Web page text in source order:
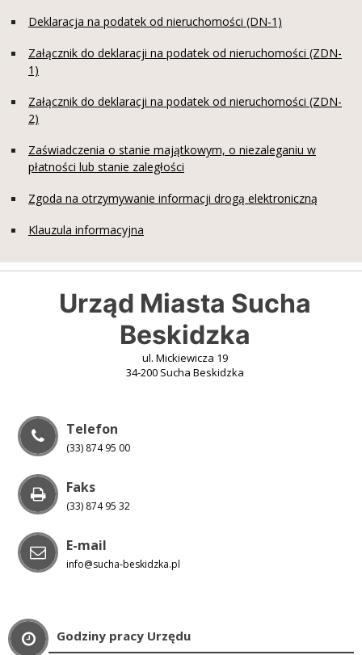
Deklaracja na podatek od nieruchomości (DN-1)
Załącznik do deklaracji na podatek od nieruchomości (ZDN-
1)
Załącznik do deklaracji na podatek od nieruchomości (ZDN-
2)
Zaświadczenia o stanie majątkowym, o niezaleganiu w
płatności lub stanie zaległości
Zgoda na otrzymywanie informacji drogą elektroniczną
Klauzula informacyjna
Urząd Miasta Sucha
Beskidzka
ul. Mickiewicza 19
34-200 Sucha Beskidzka
Telefon
(33) 874 95 00
Faks
(33) 874 95 32
E-mail
info@sucha-beskidzka.pl
Godziny pracy Urzędu